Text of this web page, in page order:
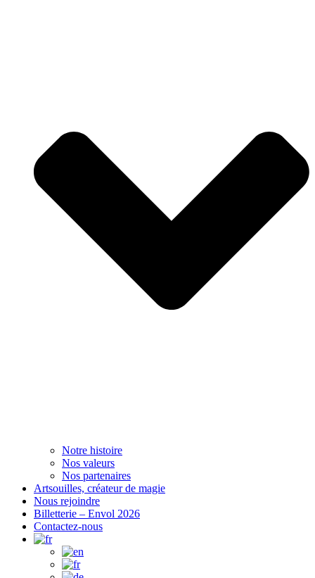
Notre histoire
Nos valeurs
Nos partenaires
Artsouilles, créateur de magie
Nous rejoindre
Billetterie – Envol 2026
Contactez-nous